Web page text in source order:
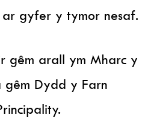
gyfer y tymor nesaf.
gêm arall ym Mharc y
gêm Dydd y Farn